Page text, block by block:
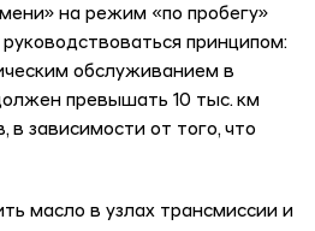
на режим «по пробегу»
принципом:
обслуживанием в
превышать 10 тыс. км
в зависимости от того, что
масло в узлах трансмиссии и